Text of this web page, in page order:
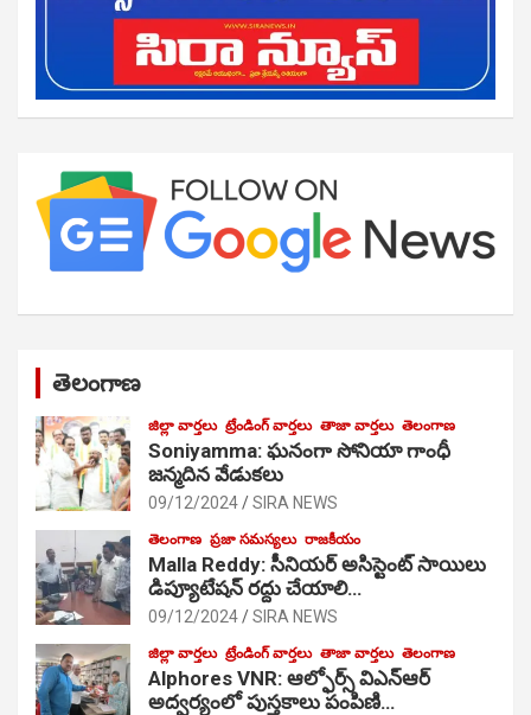
తెలంగాణ
జిల్లా వార్తలు ట్రేండింగ్ వార్తలు తాజా వార్తలు తెలంగాణ
Soniyamma: ఘ‌నంగా సోనియా గాంధీ
జ‌న్మ‌దిన వేడుక‌లు
09/12/2024 SIRA NEWS
తెలంగాణ ప్రజా సమస్యలు రాజకీయం
Malla Reddy: సీనియర్ అసిస్టెంట్ సాయిలు
డిప్యూటేషన్ రద్దు చేయాలి…
09/12/2024 SIRA NEWS
జిల్లా వార్తలు ట్రేండింగ్ వార్తలు తాజా వార్తలు తెలంగాణ
Alphores VNR: ఆల్ఫోర్స్ విఎన్ఆర్
అద్వర్యంలో పుస్తకాలు పంపిణి…